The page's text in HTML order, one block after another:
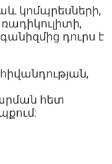
կոմպրեսների,
դուրս է
հետ